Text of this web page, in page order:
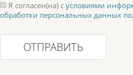
Я согласен(на) с условиями
обработки персональных данных
ОТПРАВИТЬ